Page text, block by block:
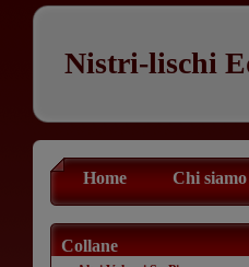
Nistri-lischi
Home Chi siamo
Collane